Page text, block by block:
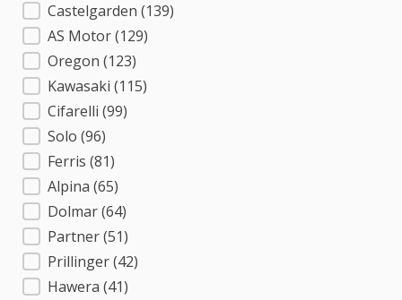
Castelgarden (139)
AS Motor(129)
Oregon (123)
Kawasaki (115)
Cifarelli (99)
Solo (96)
Ferris (81)
Alpina (65)
Dolmar(64)
Partner(51)
Prillinger(42)
Hawera (41)